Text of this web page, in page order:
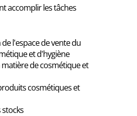
accomplir les tâches
l'espace de vente du
et d'hygiène
matière de cosmétique et
cosmétiques et
stocks